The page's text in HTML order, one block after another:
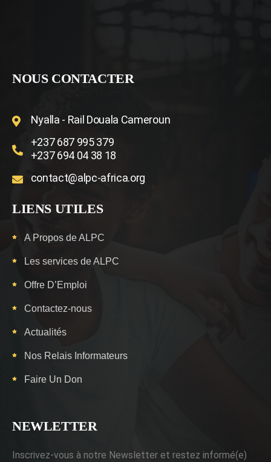
NOUS CONTACTER
Nyalla - Rail Douala Cameroun
+237 687 995 379
+237 694 04 38 18
contact@alpc-africa.org
LIENS UTILES
A Propos de ALPC
Les services de ALPC
Offre D’Emploi
Contactez-nous
Actualités
Nos Relais Informateurs
Faire Un Don
NEWLETTER
Inscrivez-vous à notre Newsletter et restez informé(e)